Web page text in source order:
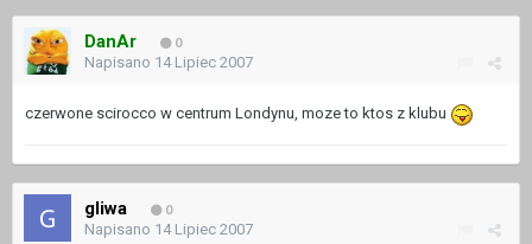
DanAr 0
Napisano 14 Lipiec 2007
czerwone scirocco w centrum Londynu, moze to ktos z klubu
gliwa 0
Napisano 14 Lipiec 2007